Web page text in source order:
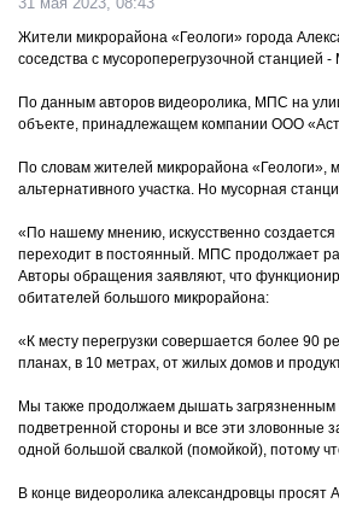
Жители микрорайона «Геологи» города
соседства с мусороперегрузочной
По данным авторов видеоролика, МПС на
объекте, принадлежащем компании ООО
По словам жителей микрорайона «Геологи»,
альтернативного участка. Но мусорная
«По нашему мнению, искусственно
переходит в постоянный. МПС продолжает
Авторы обращения заявляют, что
обитателей большого микрорайона:
«К месту перегрузки совершается более 90
планах, в 10 метрах, от жилых домов и
Мы также продолжаем дышать загрязненным
подветренной стороны и все эти зловонные
одной большой свалкой (помойкой), потому
В конце видеоролика александровцы просят